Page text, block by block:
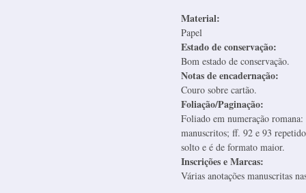
Material:
Papel
Estado de conservação:
Bom estado de conservação.
Notas de encadernação:
Couro sobre cartão.
Foliação/Paginação:
Foliado em numeração
manuscritos; ff. 92 e 93
solto e é de formato maior.
Inscrições e Marcas:
Várias anotações manuscritas